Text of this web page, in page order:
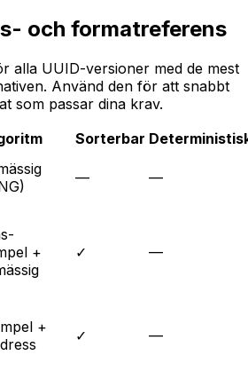
och formatreferens
alla UUID-versioner med de mest
Använd den för att snabbt
som passar dina krav.
Sorterbar
— —
+
✓ —
+
✓ —